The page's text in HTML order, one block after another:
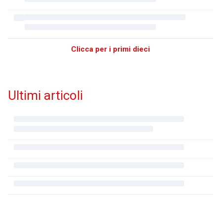
Clicca per i primi dieci
Ultimi articoli